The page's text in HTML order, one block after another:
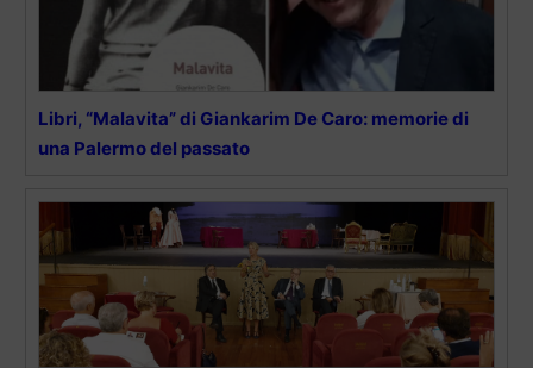
Libri, “Malavita” di Giankarim De Caro: memorie di
una Palermo del passato